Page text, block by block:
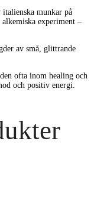
munkar på
experiment –
av små, glittrande
ofta inom healing och
och positiv energi.